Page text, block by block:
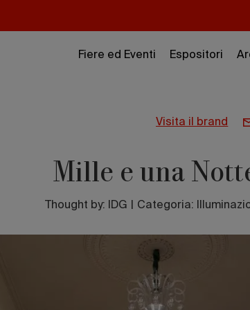
Fiere ed Eventi Espositori
visita il brand
Mille e una
Thought by: IDG Categoria: